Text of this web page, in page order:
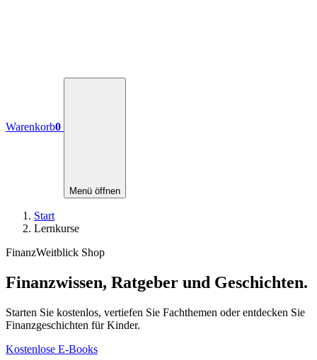
Warenkorb0
Menü öffnen
Start
Lernkurse
FinanzWeitblick Shop
Finanzwissen, Ratgeber und Geschichten.
Starten Sie kostenlos, vertiefen Sie Fachthemen oder entdecken Sie
Finanzgeschichten für Kinder.
Kostenlose E-Books